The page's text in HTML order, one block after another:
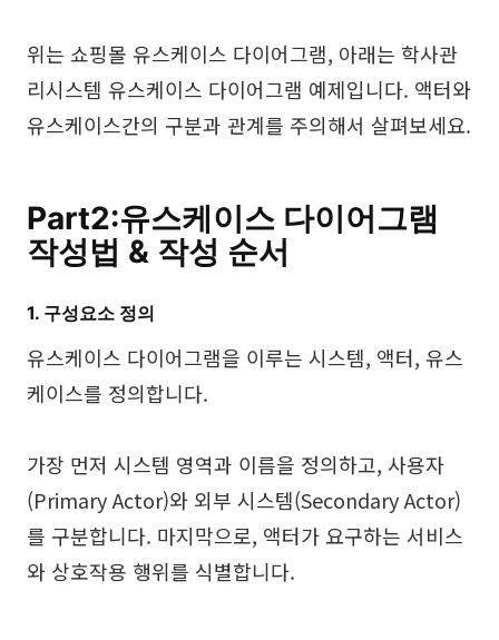
위는 쇼핑몰 유스케이스 다이어그램, 아래는 학사관
리시스템 유스케이스 다이어그램 예제입니다. 액터와
유스케이스간의 구분과 관계를 주의해서 살펴보세요.
Part2:유스케이스 다이어그램
작성법 & 작성 순서
1. 구성요소 정의
유스케이스 다이어그램을 이루는 시스템, 액터, 유스
케이스를 정의합니다.
가장 먼저 시스템 영역과 이름을 정의하고, 사용자
(Primary Actor)와 외부 시스템(Secondary Actor)
를 구분합니다. 마지막으로, 액터가 요구하는 서비스
와 상호작용 행위를 식별합니다.